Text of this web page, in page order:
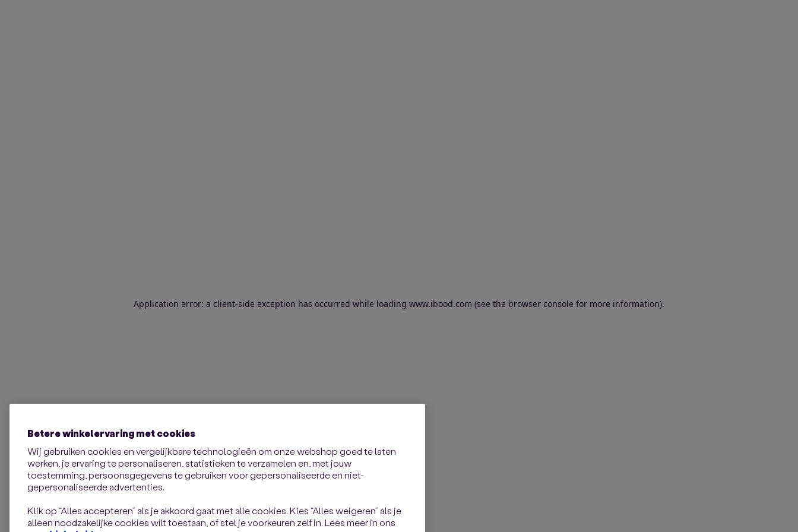
Application error: a client-side exception has occurred while loading www.ibood.com (see the browser console for more information).
Betere winkelervaring met cookies
Wij gebruiken cookies en vergelijkbare technologieën om onze webshop goed te laten
werken, je ervaring te personaliseren, statistieken te verzamelen en, met jouw
toestemming, persoonsgegevens te gebruiken voor gepersonaliseerde en niet-
gepersonaliseerde advertenties.
Klik op “Alles accepteren” als je akkoord gaat met alle cookies. Kies “Alles weigeren” als je
alleen noodzakelijke cookies wilt toestaan, of stel je voorkeuren zelf in. Lees meer in ons